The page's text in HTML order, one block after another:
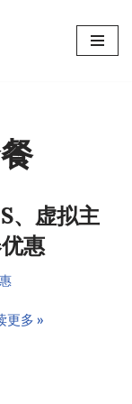
、虚拟主
惠
更多 »